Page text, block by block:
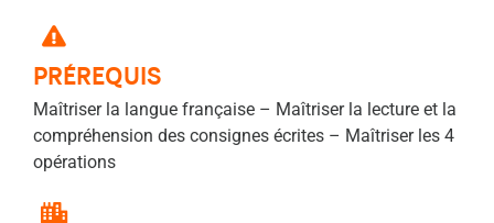
PRÉREQUIS
Maîtriser la langue française – Maîtriser la lecture et la
compréhension des consignes écrites – Maîtriser les 4
opérations